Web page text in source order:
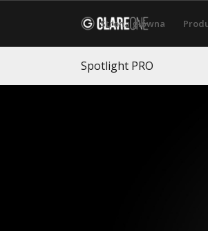
Strona główna
Spotlight PRO